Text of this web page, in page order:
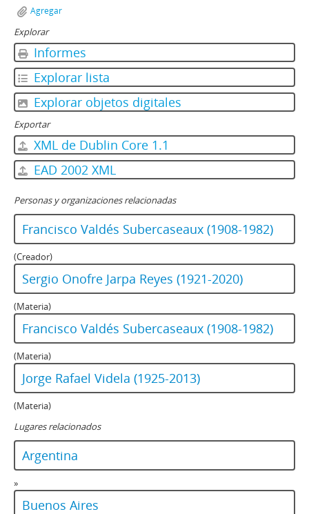
Agregar
Explorar
Informes
Explorar lista
Explorar objetos digitales
Exportar
XML de Dublin Core 1.1
EAD 2002 XML
Personas y organizaciones relacionadas
Francisco Valdés Subercaseaux (1908-1982)
(Creador)
Sergio Onofre Jarpa Reyes (1921-2020)
(Materia)
Francisco Valdés Subercaseaux (1908-1982)
(Materia)
Jorge Rafael Videla (1925-2013)
(Materia)
Lugares relacionados
Argentina
»
Buenos Aires